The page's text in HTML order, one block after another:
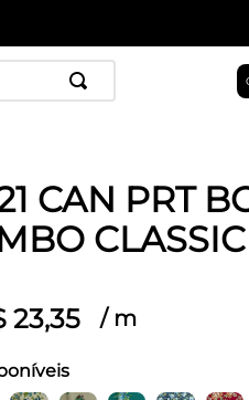
CAN PRT
CLASSIC
23,35 / m